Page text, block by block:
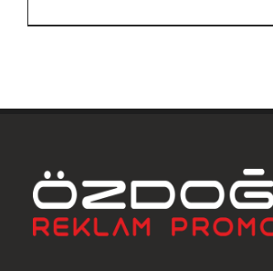
Anasayfa
Hakkımızda